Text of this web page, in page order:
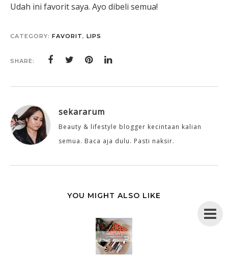
Udah ini favorit saya. Ayo dibeli semua!
CATEGORY: FAVORIT, LIPS
SHARE:
sekararum
Beauty & lifestyle blogger kecintaan kalian
semua. Baca aja dulu. Pasti naksir.
YOU MIGHT ALSO LIKE